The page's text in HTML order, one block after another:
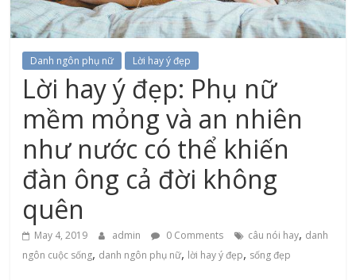
Danh ngôn phụ nữ Lời hay ý đẹp
Lời hay ý đẹp: Phụ nữ
mềm mỏng và an nhiên
như nước có thể khiến
đàn ông cả đời không
quên
May 4, 2019 admin 0 Comments câu nói hay, danh
ngôn cuộc sống, danh ngôn phụ nữ, lời hay ý đẹp, sống đẹp